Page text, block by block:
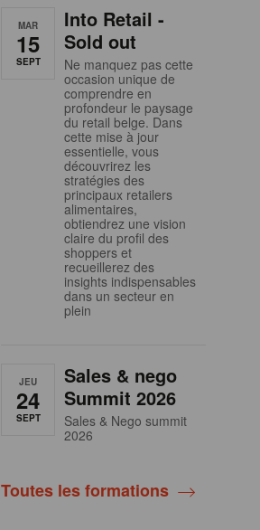
MAR
15
SEPT
Into Retail -
Sold out
Ne manquez pas cette
occasion unique de
comprendre en
profondeur le paysage
du retail belge. Dans
cette mise à jour
essentielle, vous
découvrirez les
stratégies des
principaux retailers
alimentaires,
obtiendrez une vision
claire du profil des
shoppers et
recueillerez des
insights indispensables
dans un secteur en
plein
JEU
24
SEPT
Sales & nego
Summit 2026
Sales & Nego summit
2026
Toutes les formations